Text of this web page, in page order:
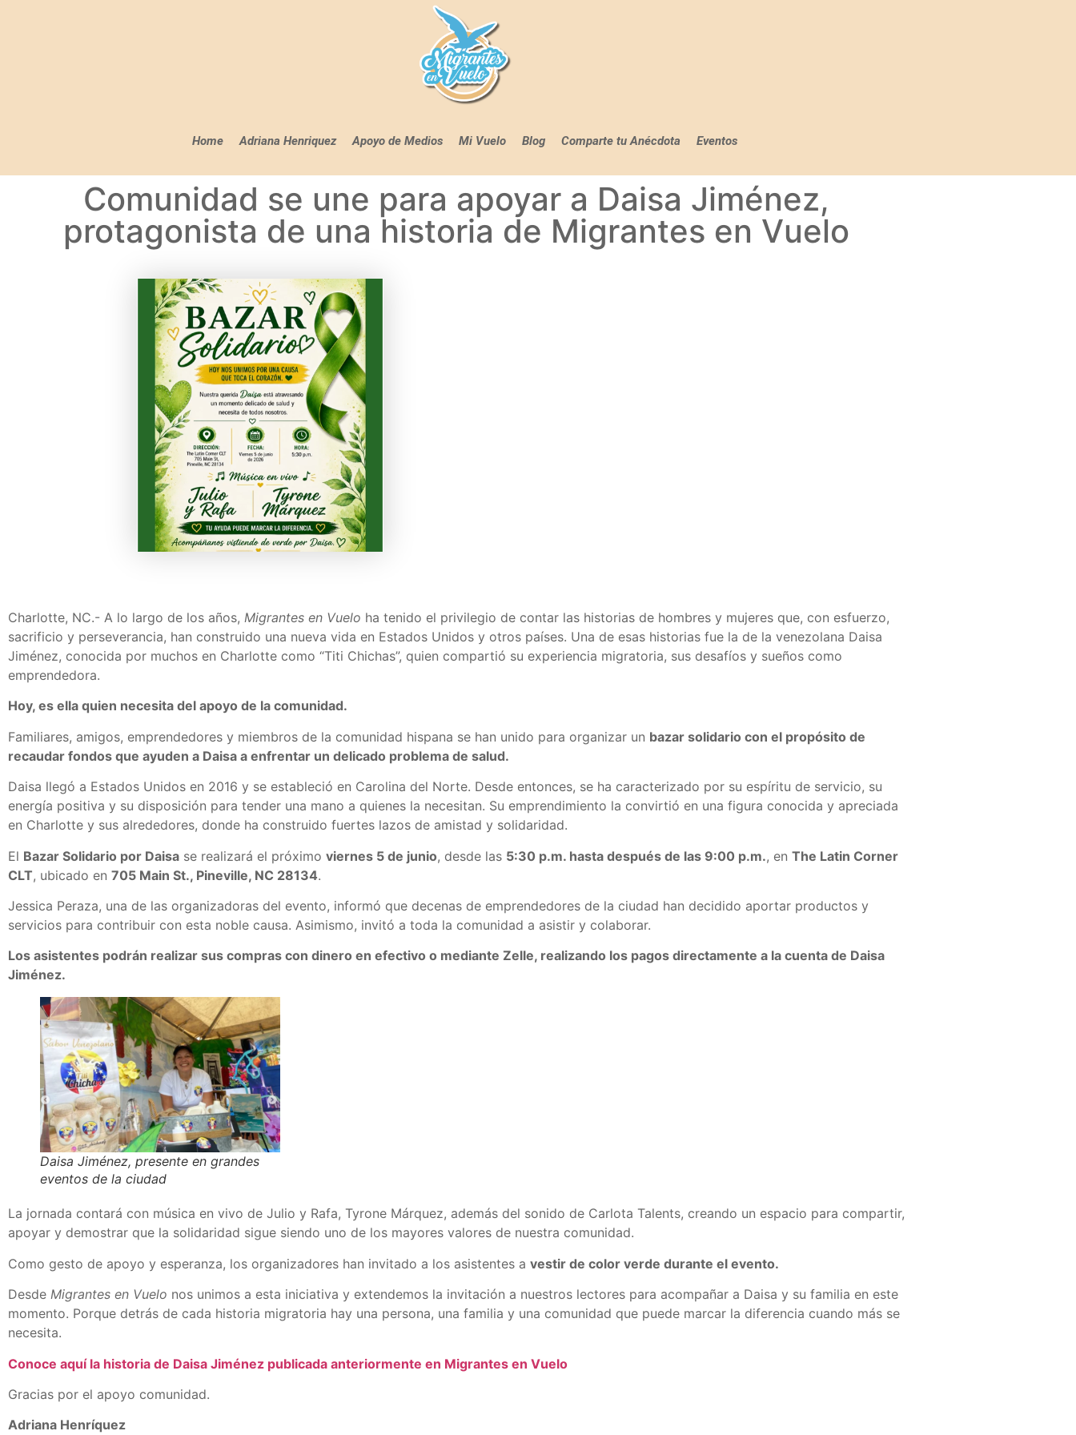
Home Adriana Henriquez Apoyo de Medios Mi Vuelo Blog Comparte tu Anécdota Eventos
Comunidad se une para apoyar a Daisa Jiménez,
protagonista de una historia de Migrantes en Vuelo
Charlotte, NC.- A lo largo de los años, Migrantes en Vuelo ha tenido el privilegio de contar las historias de hombres y mujeres que, con esfuerzo,
sacrificio y perseverancia, han construido una nueva vida en Estados Unidos y otros países. Una de esas historias fue la de la venezolana Daisa
Jiménez, conocida por muchos en Charlotte como “Titi Chichas”, quien compartió su experiencia migratoria, sus desafíos y sueños como
emprendedora.
Hoy, es ella quien necesita del apoyo de la comunidad.
Familiares, amigos, emprendedores y miembros de la comunidad hispana se han unido para organizar un bazar solidario con el propósito de
recaudar fondos que ayuden a Daisa a enfrentar un delicado problema de salud.
Daisa llegó a Estados Unidos en 2016 y se estableció en Carolina del Norte. Desde entonces, se ha caracterizado por su espíritu de servicio, su
energía positiva y su disposición para tender una mano a quienes la necesitan. Su emprendimiento la convirtió en una figura conocida y apreciada
en Charlotte y sus alrededores, donde ha construido fuertes lazos de amistad y solidaridad.
El Bazar Solidario por Daisa se realizará el próximo viernes 5 de junio, desde las 5:30 p.m. hasta después de las 9:00 p.m., en The Latin Corner
CLT, ubicado en 705 Main St., Pineville, NC 28134.
Jessica Peraza, una de las organizadoras del evento, informó que decenas de emprendedores de la ciudad han decidido aportar productos y
servicios para contribuir con esta noble causa. Asimismo, invitó a toda la comunidad a asistir y colaborar.
Los asistentes podrán realizar sus compras con dinero en efectivo o mediante Zelle, realizando los pagos directamente a la cuenta de Daisa
Jiménez.
Daisa Jiménez, presente en grandes
eventos de la ciudad
La jornada contará con música en vivo de Julio y Rafa, Tyrone Márquez, además del sonido de Carlota Talents, creando un espacio para compartir,
apoyar y demostrar que la solidaridad sigue siendo uno de los mayores valores de nuestra comunidad.
Como gesto de apoyo y esperanza, los organizadores han invitado a los asistentes a vestir de color verde durante el evento.
Desde Migrantes en Vuelo nos unimos a esta iniciativa y extendemos la invitación a nuestros lectores para acompañar a Daisa y su familia en este
momento. Porque detrás de cada historia migratoria hay una persona, una familia y una comunidad que puede marcar la diferencia cuando más se
necesita.
Conoce aquí la historia de Daisa Jiménez publicada anteriormente en Migrantes en Vuelo
Gracias por el apoyo comunidad.
Adriana Henríquez